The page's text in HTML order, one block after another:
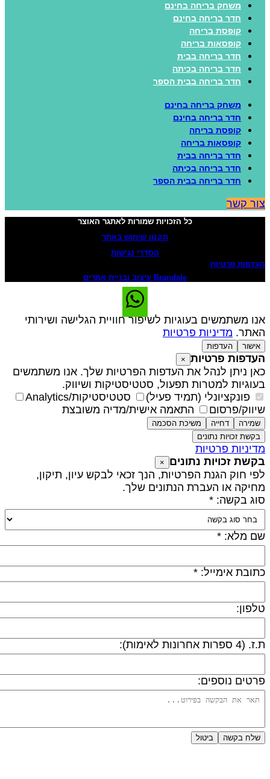
משחק בריחה בחינם
חדר בריחה בחינם
קופסת בריחה
קופסאות בריחה
חדר בריחה בבית
חדר בריחה בכיתה
חדר בריחה בבית הספר
משחק בריחה בחינם
חדר בריחה בחינם
קופסת בריחה
קופסאות בריחה
חדר בריחה בבית
חדר בריחה בכיתה
חדר בריחה בבית הספר
קשר
כל הזכויות שמורות לאתגר האוצר
תקנון שימוש באתר
הסדרי נגישות
פרטיות
Brandale עיצוב ובניית אתרים
משתמשים בעוגיות לשיפור חוויית הגלישה ושירותי
מדיניות פרטיות
אישור העדפות
פרטיות ×
ניתן לנהל את העדפות הפרטיות שלך. אנו משתמשים
למטרות תפעול, סטטיסטיקות ושיווק.
פונקציונלי (תמיד פעיל)
סטטיסטיקות/Analytics
פרסום
התאמה אישית/מדיה משובצת
שמירה דחייה
משיכת הסכמה
בקשת זכויות נתונים
פרטיות
זכויות נתונים
חוק הגנת הפרטיות, הנך זכאי לבקש עיון, תיקון,
או העברת הנתונים שלך.
בקשה: *
מלא: *
אימייל: *
ספרות אחרונות לאימות):
נוספים:
שלח בקשה ביטול